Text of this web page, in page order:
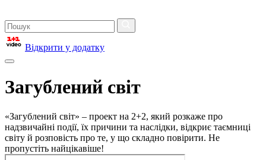
Відкрити у додатку
Загублений світ
«Загублений світ» – проект на 2+2, який розкаже про
надзвичайні події, їх причини та наслідки, відкриє таємниці
світу й розповість про те, у що складно повірити. Не
пропустіть найцікавіше!